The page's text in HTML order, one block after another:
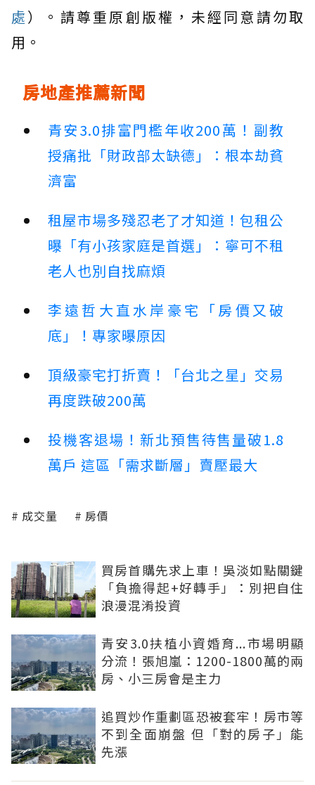
處）。請尊重原創版權，未經同意請勿取
用。
房地產推薦新聞
青安3.0排富門檻年收200萬！副教
授痛批「財政部太缺德」：根本劫貧
濟富
租屋市場多殘忍老了才知道！包租公
曝「有小孩家庭是首選」：寧可不租
老人也別自找麻煩
李遠哲大直水岸豪宅「房價又破
底」！專家曝原因
頂級豪宅打折賣！「台北之星」交易
再度跌破200萬
投機客退場！新北預售待售量破1.8
萬戶 這區「需求斷層」賣壓最大
成交量 房價
買房首購先求上車！吳淡如點關鍵
「負擔得起+好轉手」：別把自住
浪漫混淆投資
青安3.0扶植小資婚育...市場明顯
分流！張旭嵐：1200-1800萬的兩
房、小三房會是主力
追買炒作重劃區恐被套牢！房市等
不到全面崩盤 但「對的房子」能
先漲